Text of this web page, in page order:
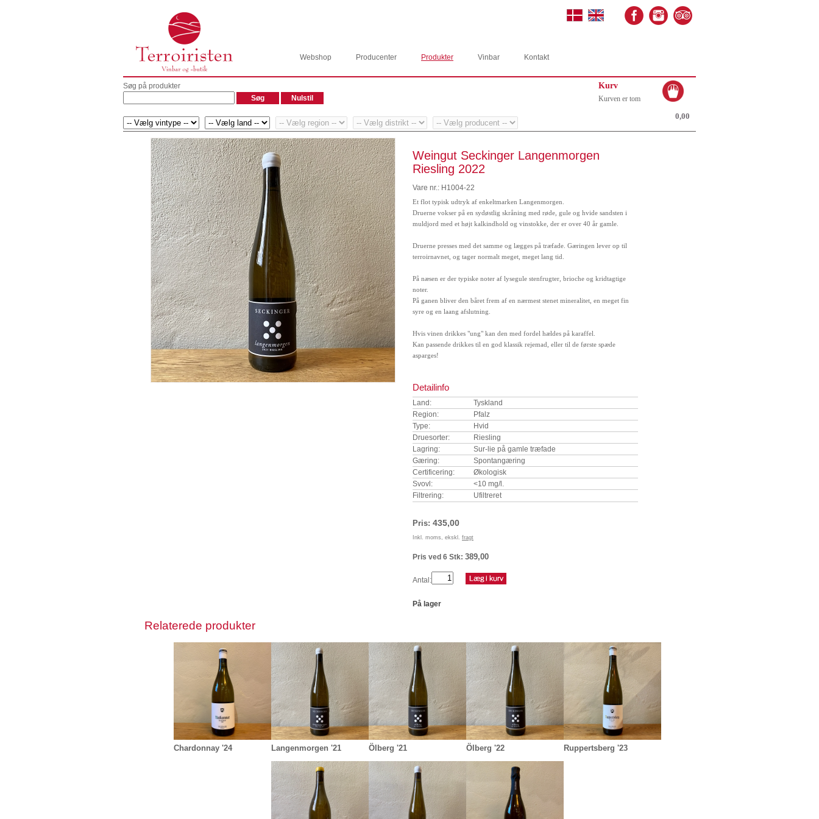
Webshop Producenter Produkter Vinbar Kontakt
Søg på produkter Kurv
Kurven er tom
0,00
Weingut Seckinger Langenmorgen
Riesling 2022
Vare nr.: H1004-22
Et flot typisk udtryk af enkeltmarken Langenmorgen.
Druerne vokser på en sydøstlig skråning med røde, gule og hvide sandsten i
muldjord med et højt kalkindhold og vinstokke, der er over 40 år gamle.
Druerne presses med det samme og lægges på træfade. Gæringen lever op til
terroirnavnet, og tager normalt meget, meget lang tid.
På næsen er der typiske noter af lysegule stenfrugter, brioche og kridtagtige
noter.
På ganen bliver den båret frem af en nærmest stenet mineralitet, en meget fin
syre og en laang afslutning.
Hvis vinen drikkes "ung" kan den med fordel hældes på karaffel.
Kan passende drikkes til en god klassik rejemad, eller til de første spæde
asparges!
Detailinfo
Land:
Tyskland
Region:
Pfalz
Type:
Hvid
Druesorter:
Riesling
Lagring:
Sur-lie på gamle træfade
Gæring:
Spontangæring
Certificering:
Økologisk
Svovl:
<10 mg/l.
Filtrering:
Ufiltreret
Pris: 435,00
Inkl. moms, ekskl. fragt
Pris ved 6 Stk: 389,00
Antal:
På lager
Relaterede produkter
Chardonnay '24 Langenmorgen '21 Ölberg '21 Ölberg '22 Ruppertsberg '23